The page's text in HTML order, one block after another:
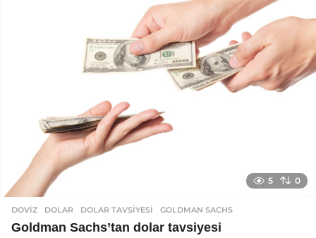
5 0
DOVIZ DOLAR ,DOLAR TAVSIYESI ,GOLDMAN SACHS
Goldman Sachs’tan dolar tavsiyesi